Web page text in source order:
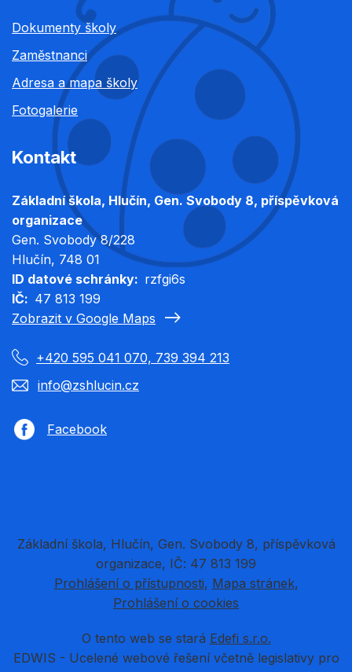
Dokumenty školy
Zaměstnanci
Adresa a mapa školy
Fotogalerie
Kontakt
Základní škola, Hlučín, Gen. Svobody 8, příspěvková
organizace
Gen. Svobody 8/228
Hlučín, 748 01
ID datové schránky
rzfgi6s
IČ
47 813 199
Zobrazit v Google Maps
+420 595 041 070, 739 394 213
info@zshlucin.cz
Facebook
Základní škola, Hlučín, Gen. Svobody 8, příspěvková
organizace, IČ: 47 813 199
Prohlášení o přístupnosti Mapa stránek
Prohlášení o cookies
O tento web se stará Edefi s.r.o.
EDWIS - Ucelené webové řešení včetně legislativy pro